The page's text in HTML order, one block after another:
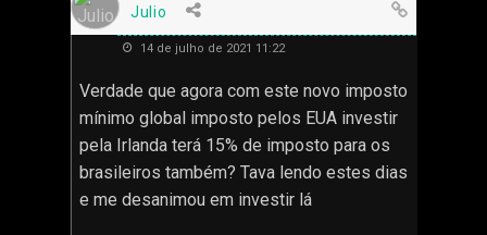
Julio
14 de julho de 2021 11:22
Verdade que agora com este novo imposto
mínimo global imposto pelos EUA investir
pela Irlanda terá 15% de imposto para os
brasileiros também? Tava lendo estes dias
e me desanimou em investir lá